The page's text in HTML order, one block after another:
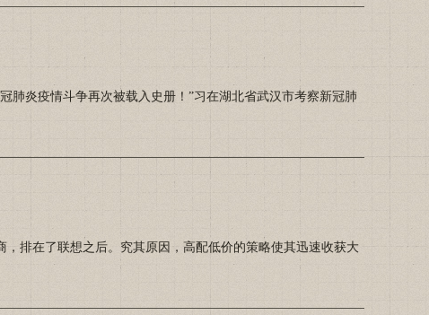
炎疫情斗争再次被载入史册！”习在湖北省武汉市考察新冠肺
排在了联想之后。究其原因，高配低价的策略使其迅速收获大